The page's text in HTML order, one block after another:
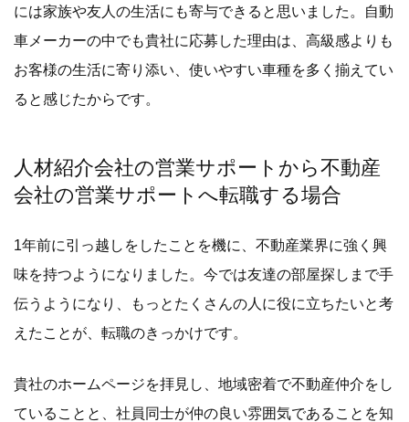
には家族や友人の生活にも寄与できると思いました。自動
車メーカーの中でも貴社に応募した理由は、高級感よりも
お客様の生活に寄り添い、使いやすい車種を多く揃えてい
ると感じたからです。
人材紹介会社の営業サポートから不動産
会社の営業サポートへ転職する場合
1年前に引っ越しをしたことを機に、不動産業界に強く興
味を持つようになりました。今では友達の部屋探しまで手
伝うようになり、もっとたくさんの人に役に立ちたいと考
えたことが、転職のきっかけです。
貴社のホームページを拝見し、地域密着で不動産仲介をし
ていることと、社員同士が仲の良い雰囲気であることを知